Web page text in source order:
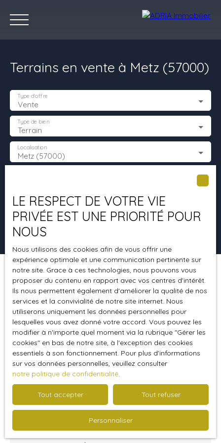
Accueil Acheter Louer Vendre Programmes Neufs
Terrains en vente à Metz (57000)
Vente
Type d'offre
Terrain
Type de bien
Metz (57000)
Localisation
Surface min (m²)
Pertinence Créer une alerte
99 000
Nouveauté
LE RESPECT DE VOTRE VIE
PRIVÉE EST UNE PRIORITÉ POUR
NOUS
Nous utilisons des cookies afin de vous offrir une
expérience optimale et une communication pertinente sur
notre site. Grace à ces technologies, nous pouvons vous
proposer du contenu en rapport avec vos centres d'intérêt.
Ils nous permettent également d'améliorer la qualité de nos
services et la convivialité de notre site internet. Nous
utiliserons uniquement les données personnelles pour
lesquelles vous avez donné votre accord. Vous pouvez les
modifier à n'importe quel moment via la rubrique ″Gérer les
cookies″ en bas de notre site, à l'exception des cookies
essentiels à son fonctionnement. Pour plus d'informations
sur vos données personnelles, veuillez consulter
notre politique de confidentialité.
Tout accepter Tout refuser
Personnaliser